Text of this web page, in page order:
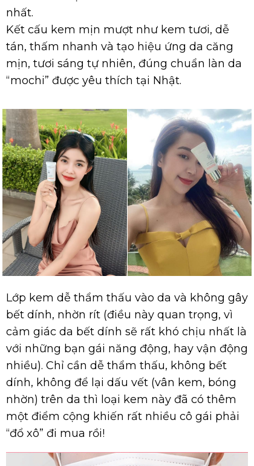
nhất.
Kết cấu kem mịn mượt như kem tươi, dễ
tán, thấm nhanh và tạo hiệu ứng da căng
mịn, tươi sáng tự nhiên, đúng chuẩn làn da
“mochi” được yêu thích tại Nhật.
Lớp kem dễ thẩm thấu vào da và không gây
bết dính, nhờn rít (điều này quan trọng, vì
cảm giác da bết dính sẽ rất khó chịu nhất là
với những bạn gái năng động, hay vận động
nhiều). Chỉ cần dễ thẩm thấu, không bết
dính, không để lại dấu vết (vân kem, bóng
nhờn) trên da thì loại kem này đã có thêm
một điểm cộng khiến rất nhiều cô gái phải
“đổ xô” đi mua rồi!